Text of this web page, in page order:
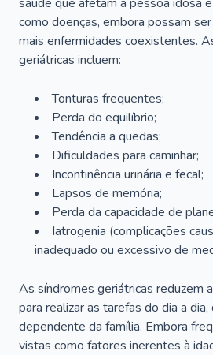
como doenças, embora possam
mais enfermidades coexistentes.
geriátricas incluem:
Tonturas frequentes;
Perda do equilíbrio;
Tendência a quedas;
Dificuldades para caminhar;
Incontinência urinária e fecal;
Lapsos de memória;
Perda da capacidade de
Iatrogenia (complicações
inadequado ou excessivo de
As síndromes geriátricas reduzem
para realizar as tarefas do dia a
dependente da família. Embora
vistas como fatores inerentes à